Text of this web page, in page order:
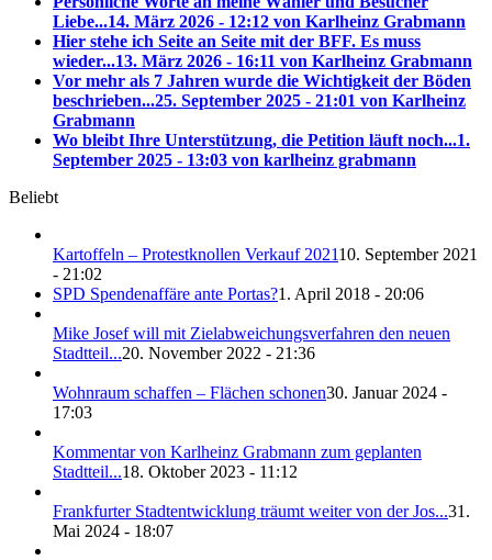
Liebe...14. März 2026 - 12:12 von Karlheinz Grabmann
Hier stehe ich Seite an Seite mit der BFF. Es muss
wieder...13. März 2026 - 16:11 von Karlheinz Grabmann
Vor mehr als 7 Jahren wurde die Wichtigkeit der Böden
beschrieben...25. September 2025 - 21:01 von Karlheinz
Grabmann
Wo bleibt Ihre Unterstützung, die Petition läuft noch...1.
September 2025 - 13:03 von karlheinz grabmann
Beliebt
Kartoffeln – Protestknollen Verkauf 202110. September 2021
- 21:02
SPD Spendenaffäre ante Portas?1. April 2018 - 20:06
Mike Josef will mit Zielabweichungsverfahren den neuen
Stadtteil...20. November 2022 - 21:36
Wohnraum schaffen – Flächen schonen30. Januar 2024 -
17:03
Kommentar von Karlheinz Grabmann zum geplanten
Stadtteil...18. Oktober 2023 - 11:12
Frankfurter Stadtentwicklung träumt weiter von der Jos...31.
Mai 2024 - 18:07